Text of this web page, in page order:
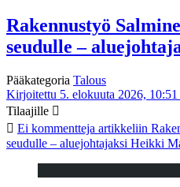
Rakennustyö
seudulle –
Pääkategoria Talous
Kirjoitettu 5. elokuuta 2026, 10:51
Tilaajille
Ei kommentteja artikkeliin
seudulle – aluejohtajaksi Heikki